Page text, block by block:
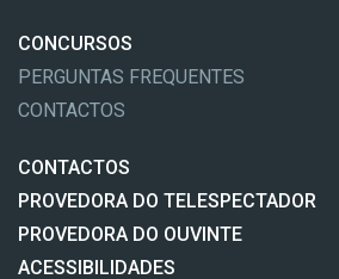
CONCURSOS
PERGUNTAS FREQUENTES
CONTACTOS
CONTACTOS
PROVEDORA DO TELESPECTADOR
PROVEDORA DO OUVINTE
ACESSIBILIDADES